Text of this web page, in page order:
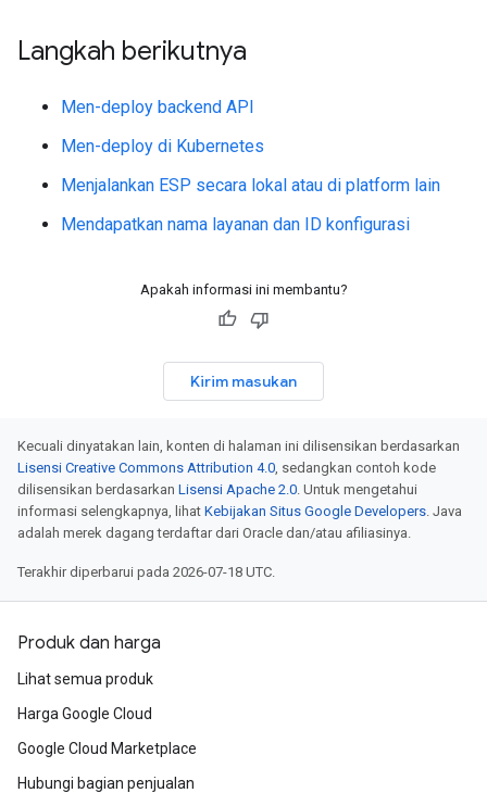
Langkah berikutnya
Men-deploy backend API
Men-deploy di Kubernetes
Menjalankan ESP secara lokal atau di platform lain
Mendapatkan nama layanan dan ID konfigurasi
Apakah informasi ini membantu?
Kirim masukan
Kecuali dinyatakan lain, konten di halaman ini dilisensikan berdasarkan
Lisensi Creative Commons Attribution 4.0, sedangkan contoh kode
dilisensikan berdasarkan Lisensi Apache 2.0. Untuk mengetahui
informasi selengkapnya, lihat Kebijakan Situs Google Developers. Java
adalah merek dagang terdaftar dari Oracle dan/atau afiliasinya.
Terakhir diperbarui pada 2026-07-18 UTC.
Produk dan harga
Lihat semua produk
Harga Google Cloud
Google Cloud Marketplace
Hubungi bagian penjualan